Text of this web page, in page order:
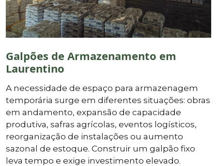
Galpões de Armazenamento em
Laurentino
A necessidade de espaço para armazenagem
temporária surge em diferentes situações: obras
em andamento, expansão de capacidade
produtiva, safras agrícolas, eventos logísticos,
reorganização de instalações ou aumento
sazonal de estoque. Construir um galpão fixo
leva tempo e exige investimento elevado.